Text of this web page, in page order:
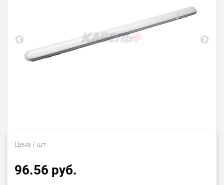
Цена / шт
96.56 руб.